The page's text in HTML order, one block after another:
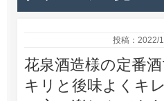
投稿：2022/
花泉酒造様の定番
キリと後味よくキ